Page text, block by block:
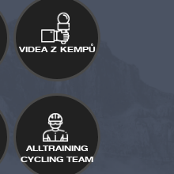
VIDEA Z KEMPŮ
ALLTRAINING
CYCLING TEAM